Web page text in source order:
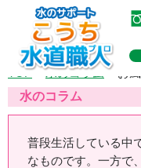
TOP>水のコラム >
水のコラム
普段生活している中
なものです。一方で